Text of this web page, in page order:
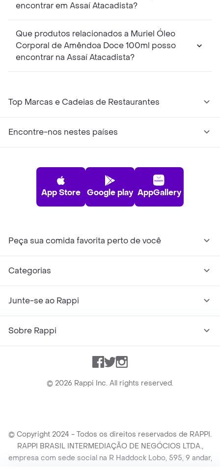
encontrar em Assaí Atacadista?
Que produtos relacionados a Muriel Óleo
Corporal de Amêndoa Doce 100ml posso
encontrar na Assaí Atacadista?
Top Marcas e Cadeias de Restaurantes
Encontre-nos nestes países
App Store Google play AppGallery
Peça sua comida favorita perto de você
Categorias
Junte-se ao Rappi
Sobre Rappi
Facebook
TwitterInstagram
© 2026 Rappi Inc. All rights reserved.
© Copyright 2024 - Todos os direitos reservados de RAPPI.
RAPPI BRASIL INTERMEDIAÇÃO DE NEGÓCIOS LTDA.,
empresa com sede social na R Haddock Lobo, 595, 9 andar,